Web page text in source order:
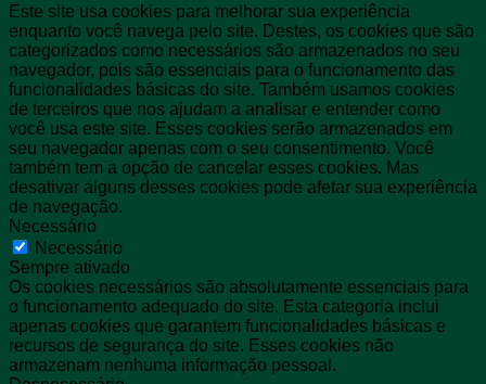
Este site usa cookies para melhorar sua experiência
enquanto você navega pelo site. Destes, os cookies que são
categorizados como necessários são armazenados no seu
navegador, pois são essenciais para o funcionamento das
funcionalidades básicas do site. Também usamos cookies
de terceiros que nos ajudam a analisar e entender como
você usa este site. Esses cookies serão armazenados em
seu navegador apenas com o seu consentimento. Você
também tem a opção de cancelar esses cookies. Mas
desativar alguns desses cookies pode afetar sua experiência
de navegação.
Necessário
Necessário
Sempre ativado
Os cookies necessários são absolutamente essenciais para
o funcionamento adequado do site. Esta categoria inclui
apenas cookies que garantem funcionalidades básicas e
recursos de segurança do site. Esses cookies não
armazenam nenhuma informação pessoal.